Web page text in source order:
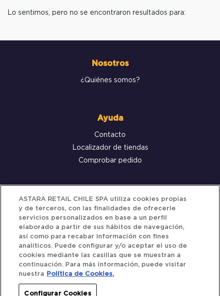
Lo sentimos, pero no se encontraron resultados para:
Nosotros
¿Quiénes somos?
Ayuda
Contacto
Localizador de tiendas
Comprobar pedido
Servicio al cliente
Términos y Condiciones
Política de privacidad
Siguenos
ASTARA RETAIL CHILE SPA utiliza cookies propias
y de terceros, con las finalidades de ofrecerle
servicios personalizados en base a un perfil
elaborado a partir de sus hábitos de navegación,
así como para recabar información con fines
analíticos. Puede configurar y/o aceptar el uso de
cookies mediante las casillas que se muestran a
continuación. Para más información, puede visitar
nuestra
Política de Cookies.
Configurar Cookies